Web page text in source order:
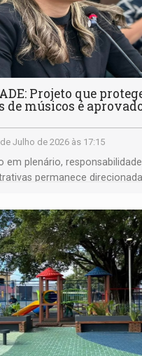
Projeto que
músicos é
Julho de 2026 às 17:15
em plenário,
permanece